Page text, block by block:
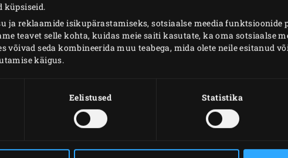
küpsiseid.
ja reklaamide isikupärastamiseks, sotsiaalse meedia
teavet selle kohta, kuidas meie saiti kasutate, ka oma sotsiaalse
võivad seda kombineerida muu teabega, mida olete neile esitanud
käigus.
Eelistused Statistika
koos jogurtikastmega.